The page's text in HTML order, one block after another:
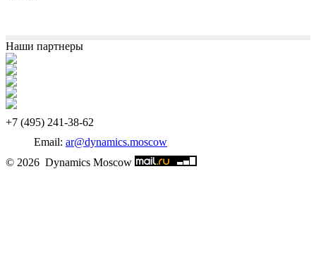
Наши партнеры
‎+7 (495) 241-38-62
Email: ar@dynamics.moscow
© 2026 Dynamics Moscow